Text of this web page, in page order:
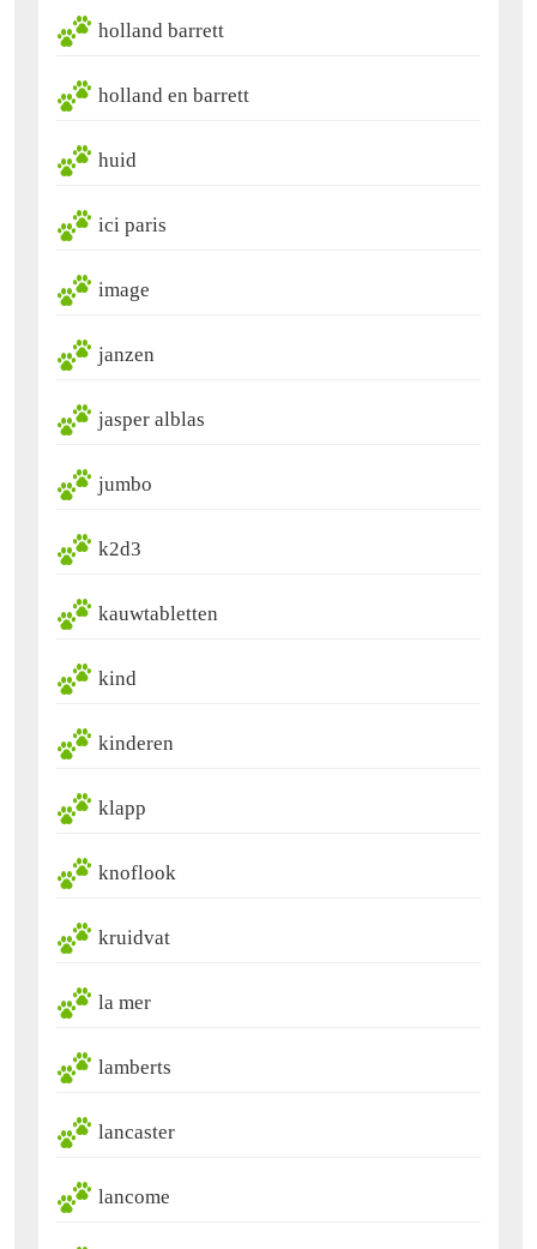
holland barrett
holland en barrett
huid
ici paris
image
janzen
jasper alblas
jumbo
k2d3
kauwtabletten
kind
kinderen
klapp
knoflook
kruidvat
la mer
lamberts
lancaster
lancome